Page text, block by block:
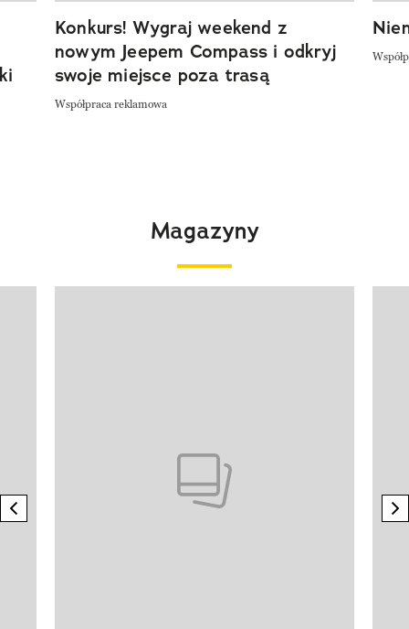
Konkurs! Wygraj weekend z
nowym Jeepem Compass i odkryj
swoje miejsce poza trasą
Współpraca reklamowa
Magazyny
previous element